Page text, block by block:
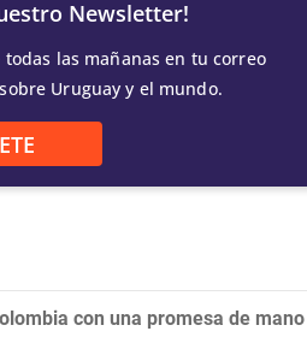
Newsletter!
las mañanas en tu correo
Uruguay y el mundo.
con una promesa de mano